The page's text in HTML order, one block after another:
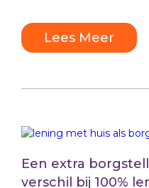
Lees Meer
Een extra
verschil bij 100%